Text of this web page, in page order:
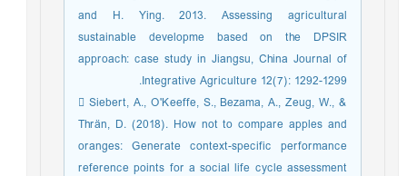
and H. Ying. 2013. Assessing agricultural
sustainable developme based on the DPSIR
approach: case study in Jiangsu, China Journal of
Integrative Agriculture 12(7): 1292-1299.
 Siebert, A., O'Keeffe, S., Bezama, A., Zeug, W., &
Thrän, D. (2018). How not to compare apples and
oranges: Generate context-specific performance
reference points for a social life cycle assessment